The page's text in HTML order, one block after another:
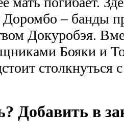
– банды
Докуробэя.
Бояки и
столкнуться
Добавить в